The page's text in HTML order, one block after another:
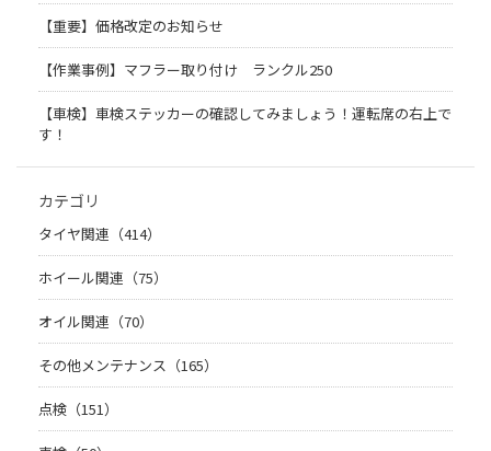
【重要】価格改定のお知らせ
【作業事例】マフラー取り付け ランクル250
【車検】車検ステッカーの確認してみましょう！運転席の右上で
す！
カテゴリ
タイヤ関連（414）
ホイール関連（75）
オイル関連（70）
その他メンテナンス（165）
点検（151）